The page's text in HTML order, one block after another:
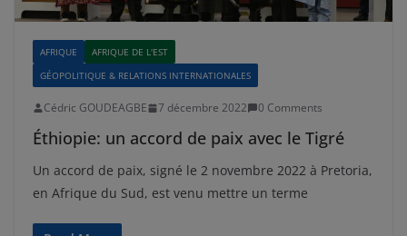
AFRIQUE
AFRIQUE DE L'EST
GÉOPOLITIQUE & RELATIONS INTERNATIONALES
Cédric GOUDEAGBE 7 décembre 2022 0 Comments
Éthiopie: un accord de paix avec le Tigré
Un accord de paix, signé le 2 novembre 2022 à Pretoria,
en Afrique du Sud, est venu mettre un terme